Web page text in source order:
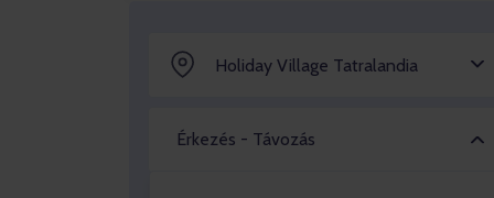
Holiday Village Tatralandia
Érkezés - Távozás